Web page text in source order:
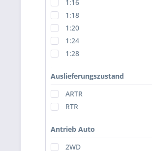
1:16
1:18
1:20
1:24
1:28
Auslieferungszustand
ARTR
RTR
Antrieb Auto
2WD